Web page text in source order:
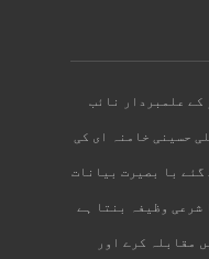
کے علمبردار نائب
حسینی خامنہ ای کی
گئے با بصیرت بیانات
شرعی وظیفہ بنتا ہے
مقابلہ کرے اور